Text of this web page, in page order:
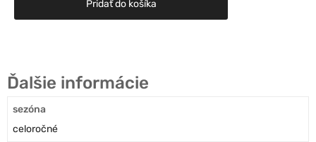
Pridať do košíka
Ďalšie informácie
sezóna
celoročné